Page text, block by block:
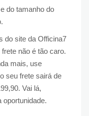
do tamanho do
do site da Officina7
não é tão caro.
mais, use
seu frete sairá de
Vai lá,
oportunidade.